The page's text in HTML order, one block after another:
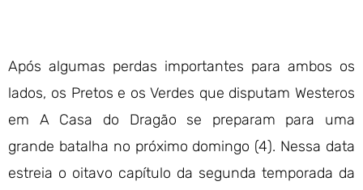
Após algumas perdas importantes para ambos os
lados, os Pretos e os Verdes que disputam Westeros
em A Casa do Dragão se preparam para uma
grande batalha no próximo domingo (4). Nessa data
estreia o oitavo capítulo da segunda temporada da